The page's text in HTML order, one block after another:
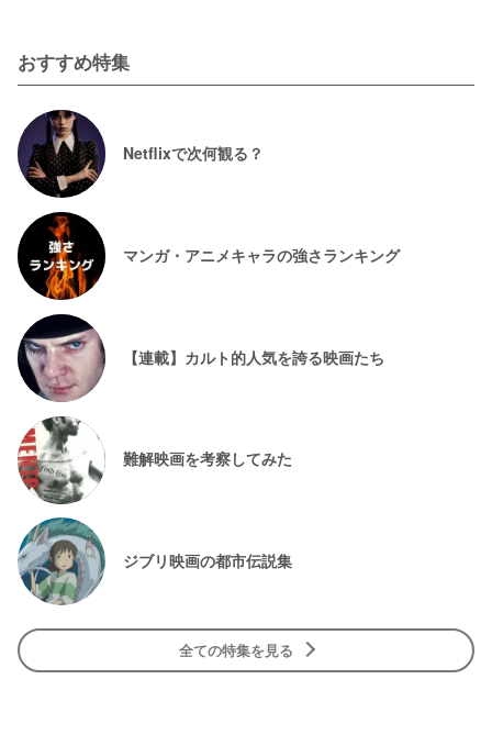
おすすめ特集
Netflixで次何観る？
マンガ・アニメキャラの強さランキング
【連載】カルト的人気を誇る映画たち
難解映画を考察してみた
ジブリ映画の都市伝説集
全ての特集を見る